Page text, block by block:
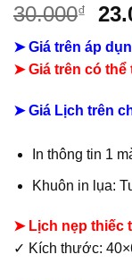
30.000₫
Giá
là:
➤ Giá trên áp
➤ Giá trên có
➤ Giá Lịch trên
In thông tin 1
Khuôn in lụa:
➤ Lịch nẹp thiếc
✓ Kích thước: